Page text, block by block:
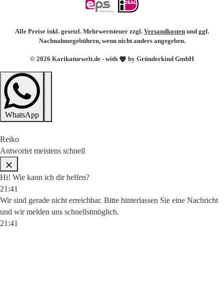
© 2026 Karikaturwelt.de - with by Gründerkind GmbH
Alle Preise inkl. gesetzl. Mehrwertsteuer zzgl. Versandkosten und ggf.
Nachnahmegebühren, wenn nicht anders angegeben.
WhatsApp
Reiko
Antwortet meistens schnell
Hi! Wie kann ich dir helfen?
21:41
Wir sind gerade nicht erreichbar. Bitte hinterlassen Sie eine Nachricht
und wir melden uns schnellstmöglich.
21:41